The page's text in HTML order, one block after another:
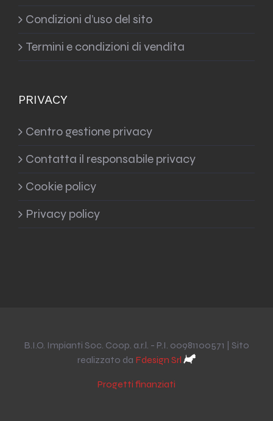
Condizioni d’uso del sito
Termini e condizioni di vendita
PRIVACY
Centro gestione privacy
Contatta il responsabile privacy
Cookie policy
Privacy policy
B.I.O. Impianti Soc. Coop. a.r.l. - P.I. 00981100571 | Sito
realizzato da Fdesign Srl
Progetti finanziati